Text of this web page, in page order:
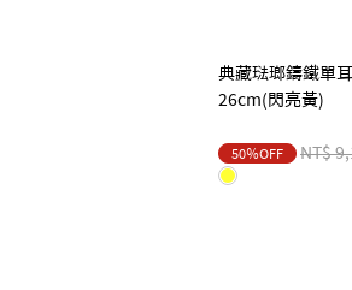
典藏琺瑯鑄鐵單
26cm(閃亮黃)
50％OFF Price
NT$